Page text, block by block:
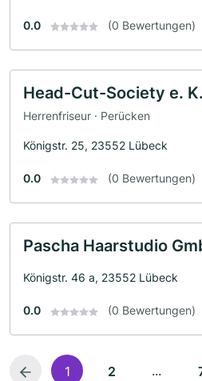
0.0 (0 Bewertungen)
Head-Cut-Society e. K.
Herrenfriseur · Perücken
Königstr. 25, 23552 Lübeck
0.0 (0 Bewertungen)
Pascha Haarstudio
Königstr. 46 a, 23552 Lübeck
0.0 (0 Bewertungen)
1 2 ...